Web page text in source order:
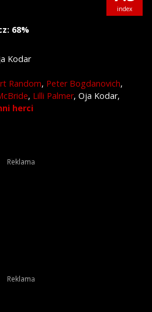
68%
index
Kodar
Random, Peter Bogdanovich,
, Lilli Palmer, Oja Kodar,
herci